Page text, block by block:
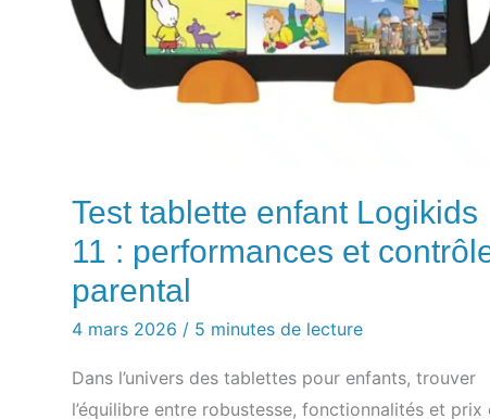
Test tablette enfant Logikids
11 : performances et
parental
4 mars 2026 / 5 minutes de lecture
Dans l’univers des tablettes pour enfants, trouver
l’équilibre entre robustesse, fonctionnalités et prix